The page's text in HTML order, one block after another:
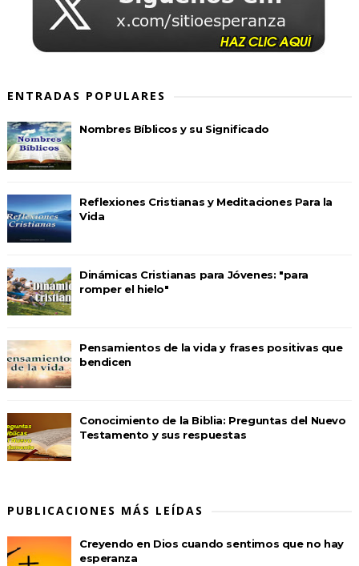
ENTRADAS POPULARES
Nombres Bíblicos y su Significado
Reflexiones Cristianas y Meditaciones Para la
Vida
Dinámicas Cristianas para Jóvenes: "para
romper el hielo"
Pensamientos de la vida y frases positivas que
bendicen
Conocimiento de la Biblia: Preguntas del Nuevo
Testamento y sus respuestas
PUBLICACIONES MÁS LEÍDAS
Creyendo en Dios cuando sentimos que no hay
esperanza